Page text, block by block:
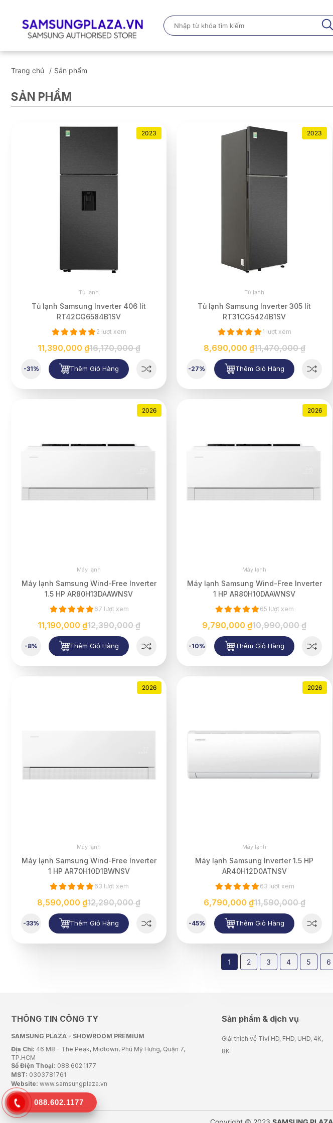
Trang chủ Sản phẩm
SẢN PHẨM
2023
Tủ lạnh
Tủ lạnh Samsung Inverter 406 lít
RT42CG6584B1SV
2 lượt xem
11,390,000 ₫16,170,000 ₫
-31% Thêm Giỏ Hàng
2023
Tủ lạnh
Tủ lạnh Samsung Inverter 305 lít
RT31CG5424B1SV
1 lượt xem
8,690,000 ₫11,470,000 ₫
-27% Thêm Giỏ Hàng
2026
Máy lạnh
Máy lạnh Samsung Wind-Free Inverter
1.5 HP AR80H13DAAWNSV
67 lượt xem
11,190,000 ₫12,390,000 ₫
-8% Thêm Giỏ Hàng
2026
Máy lạnh
Máy lạnh Samsung Wind-Free Inverter
1 HP AR80H10DAAWNSV
65 lượt xem
9,790,000 ₫10,990,000 ₫
-10% Thêm Giỏ Hàng
2026
Máy lạnh
Máy lạnh Samsung Wind-Free Inverter
1 HP AR70H10D1BWNSV
63 lượt xem
8,590,000 ₫12,290,000 ₫
-33% Thêm Giỏ Hàng
2026
Máy lạnh
Máy lạnh Samsung Inverter 1.5 HP
AR40H12D0ATNSV
63 lượt xem
6,790,000 ₫11,590,000 ₫
-45% Thêm Giỏ Hàng
1 2 3 4 5 6
THÔNG TIN CÔNG TY
SAMSUNG PLAZA - SHOWROOM PREMIUM
Địa Chỉ: 46 M8 - The Peak, Midtown, Phú Mỹ Hưng, Quận 7,
TP.HCM
Số Điện Thoại: 088.602.1177
MST: 0303781761
Website: www.samsungplaza.vn
Sản phẩm & dịch vụ
Giải thích về Tivi HD, FHD, UHD, 4K,
8K
088.602.1177